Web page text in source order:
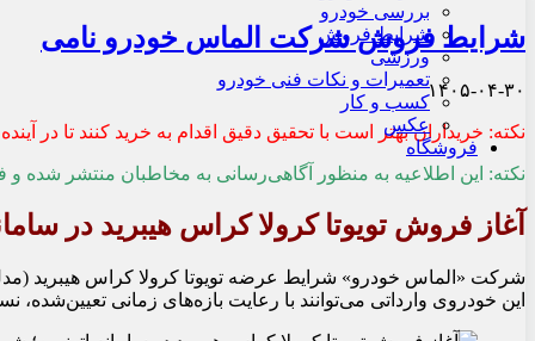
بررسی خودرو
شرایط فروش
ورزشی
تعمیرات و نکات فنی خودرو
کسب و کار
عکس
فروشگاه
شرایط فروش شرکت الماس خودرو نامی
۱۴۰۵-۰۴-۳۰
نکته: خریداران بهتر است با تحقیق دقیق اقدام به خرید کنند تا در
نکته: این اطلاعیه به منظور آگاهی‌رسانی به مخاطبان منتشر شده و
آغاز فروش تویوتا کرولا کراس هیبرید در
این خودروی وارداتی می‌توانند با رعایت بازه‌های زمانی تعیین‌شده،